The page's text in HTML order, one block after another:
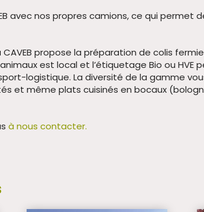
avec nos propres camions, ce qui permet
propose la préparation de colis
est local et l’étiquetage Bio ou
logistique. La diversité de la gamme
et même plats cuisinés en bocaux
à nous contacter.